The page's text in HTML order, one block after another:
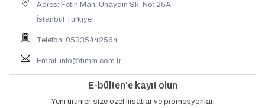
Adres: Fetih Mah. Ünaydın Sk. No: 25A
İstanbul Türkiye
Telefon: 05335442564
Email: info@timm.com.tr
E-bülten'e kayıt olun
Yeni ürünler, size özel fırsatlar ve promosyonları